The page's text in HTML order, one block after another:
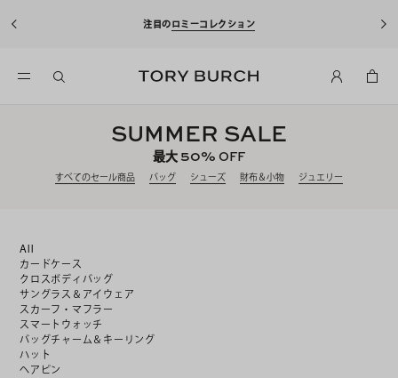
注目のロミーコレクション
SUMMER SALE
最大50% OFF
すべてのセール商品 バッグ シューズ 財布＆小物 ジュエリー
All
カードケース
クロスボディバッグ
サングラス＆アイウェア
スカーフ・マフラー
スマートウォッチ
バッグチャーム＆キーリング
ハット
ヘアピン